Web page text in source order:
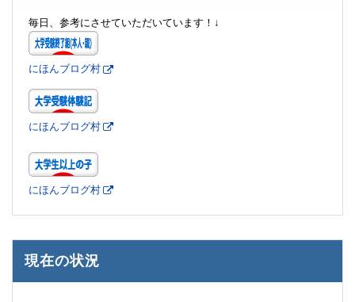
毎日、参考にさせていただいています！↓
にほんブログ村
にほんブログ村
にほんブログ村
現在の状況